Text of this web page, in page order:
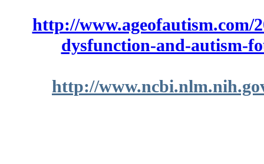
http://www.ageofautism.com/
dysfunction-and-autism-
http://